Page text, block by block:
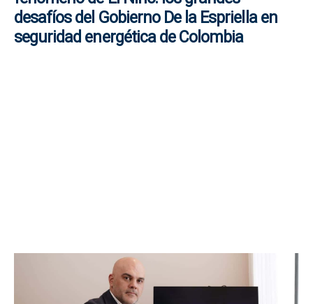
desafíos del Gobierno De la Espriella en
seguridad energética de Colombia